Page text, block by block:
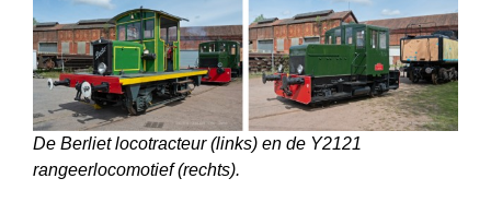
De Berliet locotracteur (links) en de Y2121
rangeerlocomotief (rechts).